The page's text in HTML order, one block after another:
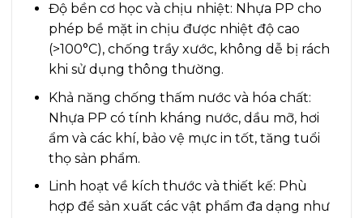
Độ bền cơ học và chịu nhiệt: Nhựa PP cho
phép bề mặt in chịu được nhiệt độ cao
(>100°C), chống trầy xước, không dễ bị rách
khi sử dụng thông thường.
Khả năng chống thấm nước và hóa chất:
Nhựa PP có tính kháng nước, dầu mỡ, hơi
ẩm và các khí, bảo vệ mực in tốt, tăng tuổi
thọ sản phẩm.
Linh hoạt về kích thước và thiết kế: Phù
hợp để sản xuất các vật phẩm đa dạng như